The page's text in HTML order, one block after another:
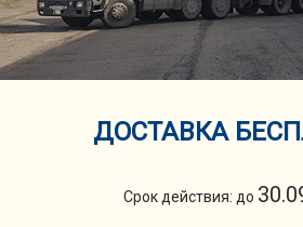
ДОСТАВКА
Срок действия: до